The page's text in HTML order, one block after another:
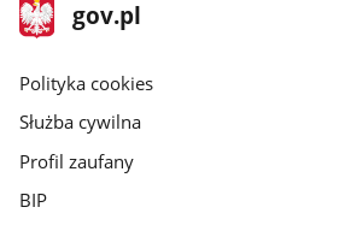
stopka
gov.pl
Strona
gov.pl
gov.pl
Polityka cookies
Służba cywilna
Profil zaufany
BIP